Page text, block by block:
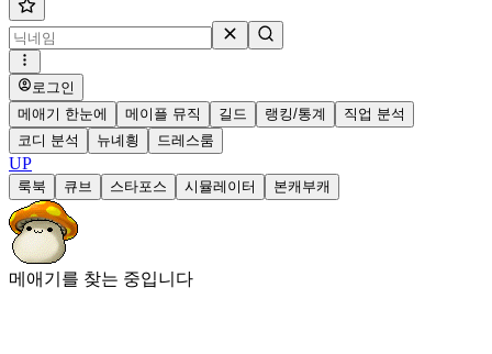
로그인
메애기 한눈에
메이플 뮤직 길드 랭킹/통계
직업 분석
코디 분석
뉴녜힁 드레스룸
UP
룩북 큐브 스타포스 시뮬레이터 본캐부캐
메애기를 찾는 중입니다